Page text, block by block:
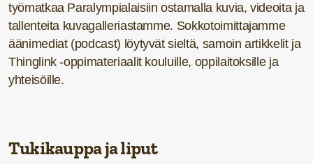
työmatkaa Paralympialaisiin ostamalla kuvia, videoita ja
tallenteita kuvagalleriastamme. Sokkotoimittajamme
äänimediat (podcast) löytyvät sieltä, samoin artikkelit ja
Thinglink -oppimateriaalit kouluille, oppilaitoksille ja
yhteisöille.
Tukikauppa ja liput